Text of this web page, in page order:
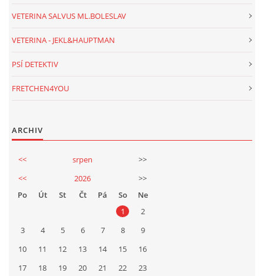
VETERINA SALVUS ML.BOLESLAV
VETERINA - JEKL&HAUPTMAN
PSÍ DETEKTIV
FRETCHEN4YOU
ARCHIV
<< srpen
>>
<<
2026
>>
Po
Út St Čt Pá So
Ne
1
2
3
4 5 6 7 8
9
10
11 12 13 14 15
16
17
18 19 20 21 22 23